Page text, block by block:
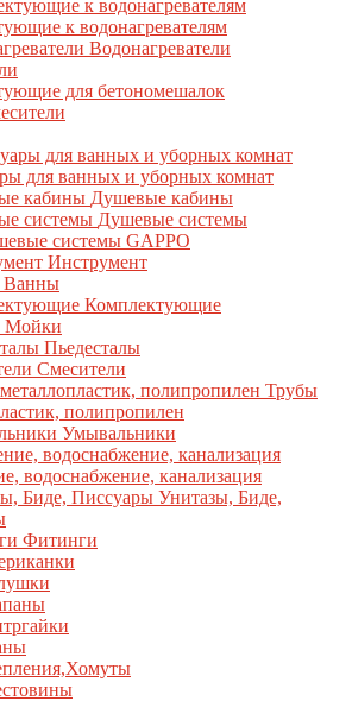
к водонагревателям
Водонагреватели
для бетономешалок
для ванных и уборных комнат
Душевые кабины
Душевые системы
системы GAPPO
Инструмент
Ванны
Комплектующие
Мойки
Пьедесталы
Смесители
Трубы
полипропилен
Умывальники
водоснабжение, канализация
Унитазы, Биде,
Фитинги